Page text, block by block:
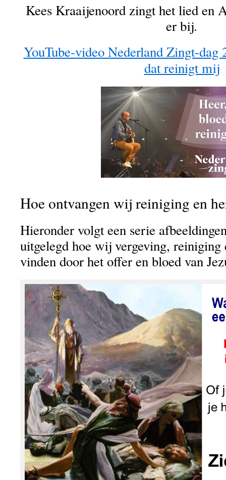
Kees Kraaijenoord zingt het lied en
er bij.
YouTube-video Nederland Zingt-dag
dat reinigt mij
Hoe ontvangen wij reiniging en
Hieronder volgt een serie
uitgelegd hoe wij vergeving, reiniging
vinden door het offer en bloed van